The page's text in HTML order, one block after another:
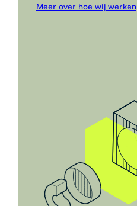
Meer over hoe wij werken